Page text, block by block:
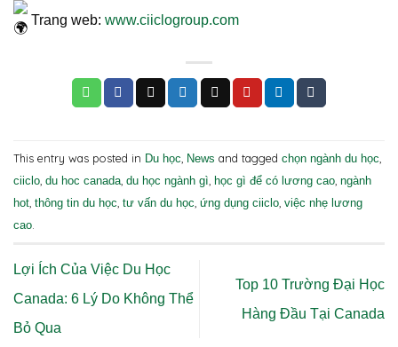
Trang web: www.ciiclogroup.com
This entry was posted in Du học News and tagged chọn ngành du học
ciiclo du hoc canada du học ngành gì học gì để có lương cao ngành
hot thông tin du học tư vấn du học ứng dụng ciiclo việc nhẹ lương
cao
Lợi Ích Của Việc Du Học
Canada: 6 Lý Do Không Thể
Bỏ Qua
Top 10 Trường Đại Học
Hàng Đầu Tại Canada